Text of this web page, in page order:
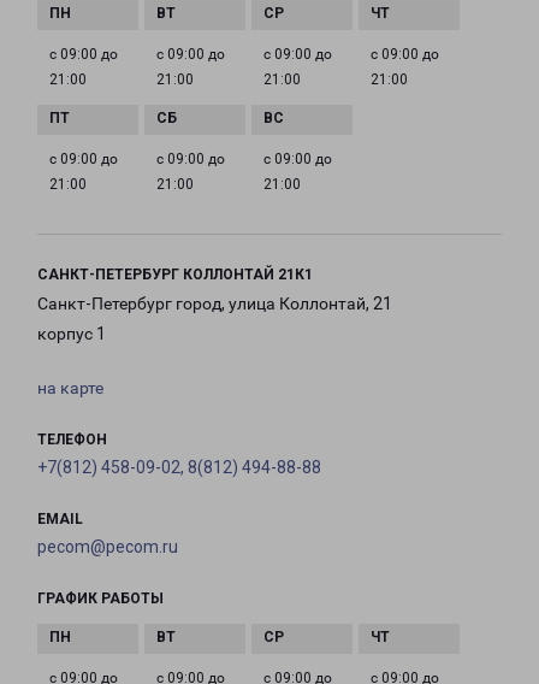
с 09:00 до
21:00
с 09:00 до
21:00
с 09:00 до
21:00
с 09:00 до
21:00
с 09:00 до
21:00
с 09:00 до
21:00
с 09:00 до
21:00
САНКТ-ПЕТЕРБУРГ КОЛЛОНТАЙ 21К1
Санкт-Петербург город, улица Коллонтай, 21
корпус 1
на карте
ТЕЛЕФОН
+7(812) 458-09-02, 8(812) 494-88-88
EMAIL
pecom@pecom.ru
ГРАФИК РАБОТЫ
с 09:00 до с 09:00 до с 09:00 до с 09:00 до